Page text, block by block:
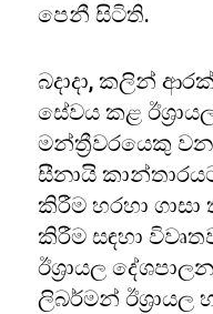
පෙනී සිටිති.
බදාදා, කලින්
සේවය කළ
මන්ත්‍රීවරයෙකු
සීනායි
කිරීම හරහා
කිරීම සඳහා
ඊශ්‍රායල
ලිබර්මන් ඊශ්‍රායල